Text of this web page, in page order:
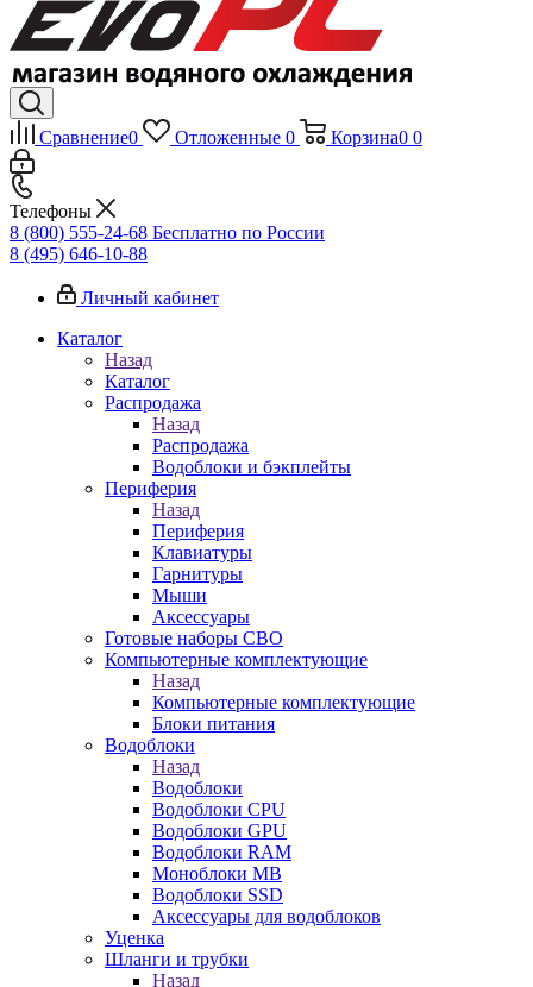
Сравнение0 Отложенные 0 Корзина0 0
Телефоны
8 (800) 555-24-68 Бесплатно по России
8 (495) 646-10-88
Личный кабинет
Каталог
Назад
Каталог
Распродажа
Назад
Распродажа
Водоблоки и бэкплейты
Периферия
Назад
Периферия
Клавиатуры
Гарнитуры
Мыши
Аксессуары
Готовые наборы СВО
Компьютерные комплектующие
Назад
Компьютерные комплектующие
Блоки питания
Водоблоки
Назад
Водоблоки
Водоблоки CPU
Водоблоки GPU
Водоблоки RAM
Моноблоки MB
Водоблоки SSD
Аксессуары для водоблоков
Уценка
Шланги и трубки
Назад